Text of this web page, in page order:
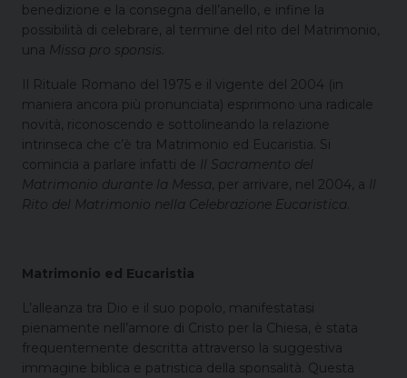
benedizione e la consegna dell’anello, e infine la
possibilità di celebrare, al termine del rito del Matrimonio,
una Missa pro sponsis.
Il Rituale Romano del 1975 e il vigente del 2004 (in
maniera ancora più pronunciata) esprimono una radicale
novità, riconoscendo e sottolineando la relazione
intrinseca che c’è tra Matrimonio ed Eucaristia. Si
comincia a parlare infatti de Il Sacramento del
Matrimonio durante la Messa, per arrivare, nel 2004, a Il
Rito del Matrimonio nella Celebrazione Eucaristica
Matrimonio ed Eucaristia
L’alleanza tra Dio e il suo popolo, manifestatasi
pienamente nell’amore di Cristo per la Chiesa, è stata
frequentemente descritta attraverso la suggestiva
immagine biblica e patristica della sponsalità. Questa